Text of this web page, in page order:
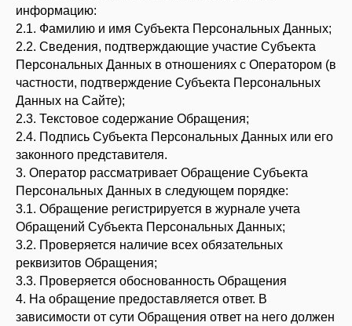
информацию:
2.1. Фамилию и имя Субъекта Персональных Данных;
2.2. Сведения, подтверждающие участие Субъекта
Персональных Данных в отношениях с Оператором (в
частности, подтверждение Субъекта Персональных
Данных на Сайте);
2.3. Текстовое содержание Обращения;
2.4. Подпись Субъекта Персональных Данных или его
законного представителя.
3. Оператор рассматривает Обращение Субъекта
Персональных Данных в следующем порядке:
3.1. Обращение регистрируется в журнале учета
Обращений Субъекта Персональных Данных;
3.2. Проверяется наличие всех обязательных
реквизитов Обращения;
3.3. Проверяется обоснованность Обращения
4. На обращение предоставляется ответ. В
зависимости от сути Обращения ответ на него должен